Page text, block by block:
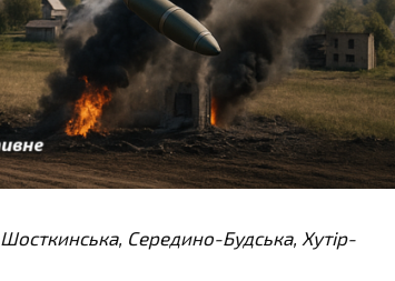
Шосткинська, Середино-Будська, Хутір-